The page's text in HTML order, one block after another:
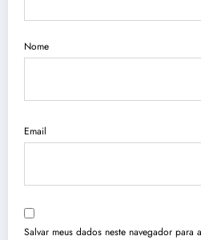
Nome
Email
Salvar meus dados neste navegador para